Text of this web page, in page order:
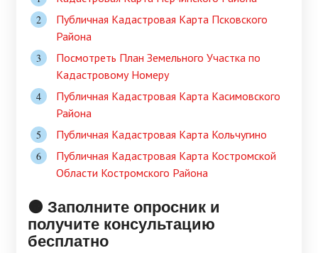
Публичная Кадастровая Карта Псковского
Района
Посмотреть План Земельного Участка по
Кадастровому Номеру
Публичная Кадастровая Карта Касимовского
Района
Публичная Кадастровая Карта Кольчугино
Публичная Кадастровая Карта Костромской
Области Костромского Района
🟠 Заполните опросник и
получите консультацию
бесплатно